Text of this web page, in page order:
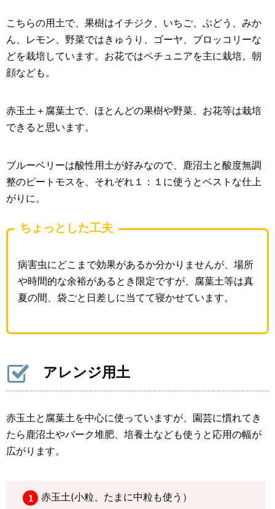
こちらの用土で、果樹はイチジク、いちご、ぶどう、みか
ん、レモン、野菜ではきゅうり、ゴーヤ、ブロッコリーな
どを栽培しています。お花ではペチュニアを主に栽培。朝
顔なども。
赤玉土＋腐葉土で、ほとんどの果樹や野菜、お花等は栽培
できると思います。
ブルーベリーは酸性用土が好みなので、鹿沼土と酸度無調
整のピートモスを、それぞれ１：１に使うとベストな仕上
がりに。
ちょっとした工夫
病害虫にどこまで効果があるか分かりませんが、場所
や時間的な余裕があるとき限定ですが、腐葉土等は真
夏の間、袋ごと日差しに当てて寝かせています。
アレンジ用土
赤玉土と腐葉土を中心に使っていますが、園芸に慣れてき
たら鹿沼土やバーク堆肥、培養土なども使うと応用の幅が
広がります。
赤玉土(小粒、たまに中粒も使う）